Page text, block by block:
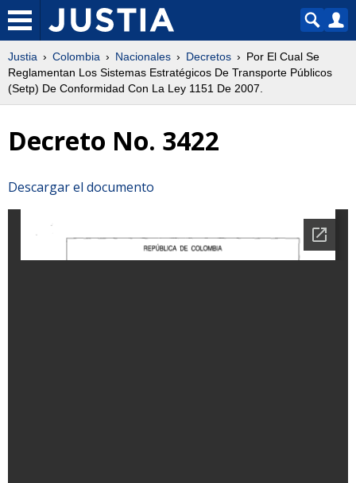
Justia Colombia Nacionales Decretos
Por El Cual Se
Reglamentan Los Sistemas Estratégicos De Transporte Públicos
(Setp) De Conformidad Con La Ley 1151 De 2007.
Decreto No. 3422
Descargar el documento